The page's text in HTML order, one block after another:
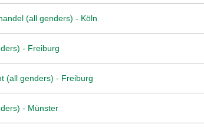
(all genders) - Köln
- Freiburg
(all genders) - Freiburg
- Münster